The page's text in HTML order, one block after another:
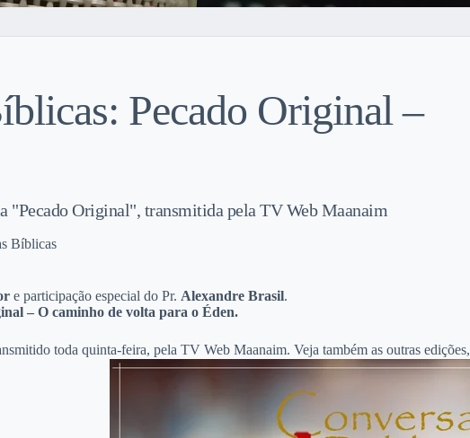
Pecado Original –
"Pecado Original", transmitida pela TV Web Maanaim
Bíblicas
e participação especial do Pr. Alexandre Brasil.
– O caminho de volta para o Éden.
toda quinta-feira, pela TV Web Maanaim. Veja também as outras edições,